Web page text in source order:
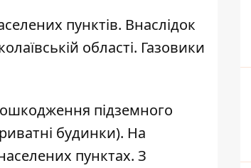
пунктів. Внаслідок
області. Газовики
підземного
будинки). На
пунктах. З